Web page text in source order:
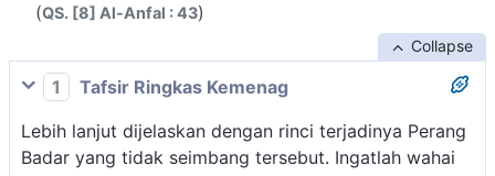
(QS. [8] Al-Anfal : 43)
Collapse
1
Tafsir Ringkas Kemenag
Lebih lanjut dijelaskan dengan rinci terjadinya Perang
Badar yang tidak seimbang tersebut. Ingatlah wahai